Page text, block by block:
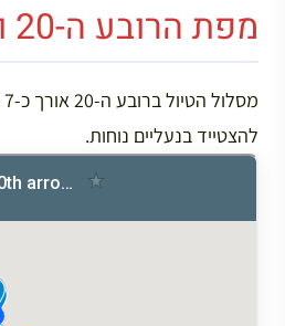
מפת הרובע ה-20 ומסלול הטיול
להצטייד בנעליים נוחות.